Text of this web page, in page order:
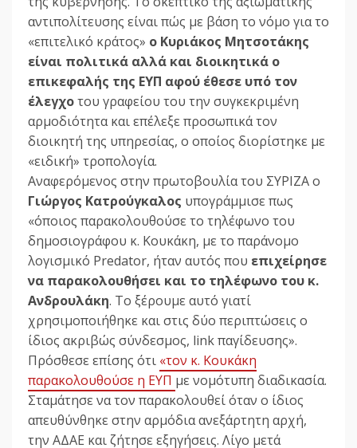
αντιπολίτευσης είναι πώς με βάση το νόμο για το
«επιτελικό κράτος» ο Κυριάκος Μητσοτάκης
είναι πολιτικά αλλά και διοικητικά ο
επικεφαλής της ΕΥΠ αφού έθεσε υπό τον
έλεγχοτου γραφείου του την συγκεκριμένη
αρμοδιότητα και επέλεξε προσωπικά τον
διοικητή της υπηρεσίας, ο οποίος διορίστηκε με
«ειδική» τροπολογία.
Αναφερόμενος στην πρωτοβουλία του ΣΥΡΙΖΑ ο
Γιώργος Κατρούγκαλος υπογράμμισε πως
«όποιος παρακολουθούσε το τηλέφωνο του
δημοσιογράφου κ. Κουκάκη, με το παράνομο
λογισμικό Predator, ήταν αυτός που επιχείρησε
να παρακολουθήσει και το τηλέφωνο του κ.
Ανδρουλάκη. Το ξέρουμε αυτό γιατί
χρησιμοποιήθηκε και στις δύο περιπτώσεις ο
ίδιος ακριβώς σύνδεσμος, link παγίδευσης».
Πρόσθεσε επίσης ότι «τον κ. Κουκάκη
παρακολουθούσε η ΕΥΠ με νομότυπη διαδικασία.
Σταμάτησε να τον παρακολουθεί όταν ο ίδιος
απευθύνθηκε στην αρμόδια ανεξάρτητη αρχή,
την ΑΔΑΕ και ζήτησε εξηγήσεις. Λίγο μετά